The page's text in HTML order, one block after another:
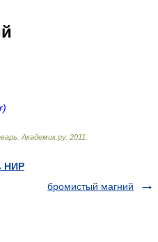
Академик.ру. 2011
НИР
бромистый магний